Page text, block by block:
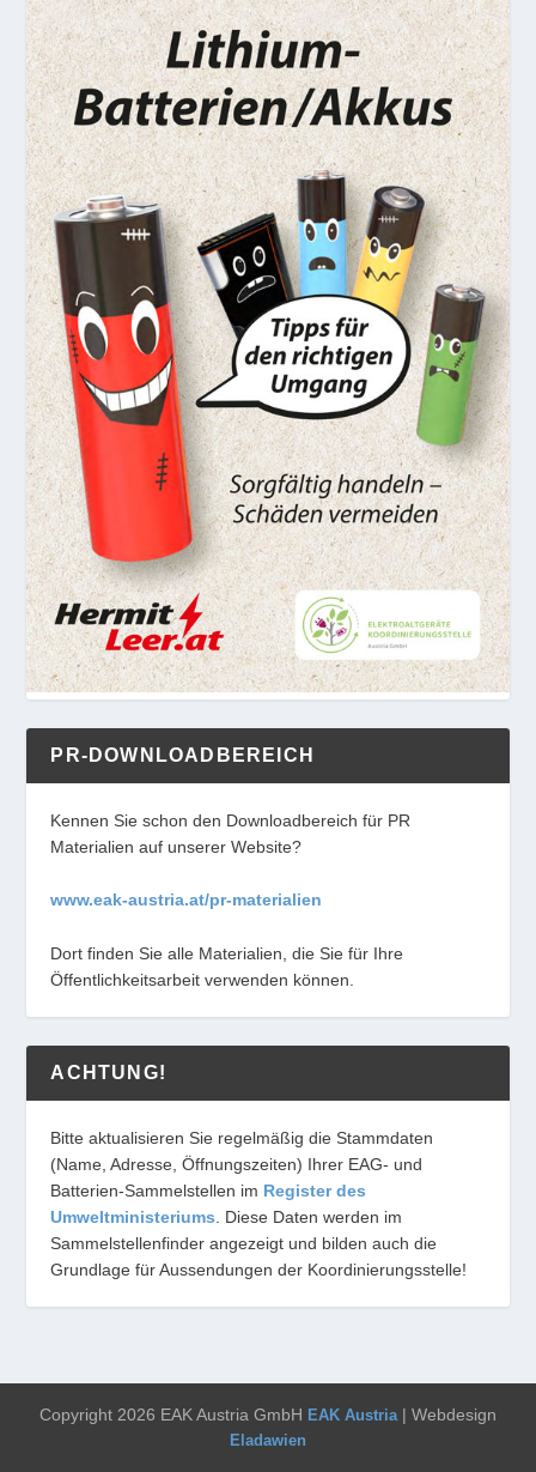
PR-DOWNLOADBEREICH
Kennen Sie schon den Downloadbereich für PR
Materialien auf unserer Website?
www.eak-austria.at/pr-materialien
Dort finden Sie alle Materialien, die Sie für Ihre
Öffentlichkeitsarbeit verwenden können.
ACHTUNG!
Bitte aktualisieren Sie regelmäßig die Stammdaten
(Name, Adresse, Öffnungszeiten) Ihrer EAG- und
Batterien-Sammelstellen im Register des
Umweltministeriums . Diese Daten werden im
Sammelstellenfinder angezeigt und bilden auch die
Grundlage für Aussendungen der Koordinierungsstelle!
Copyright 2026 EAK Austria GmbH EAK Austria | Webdesign
Eladawien